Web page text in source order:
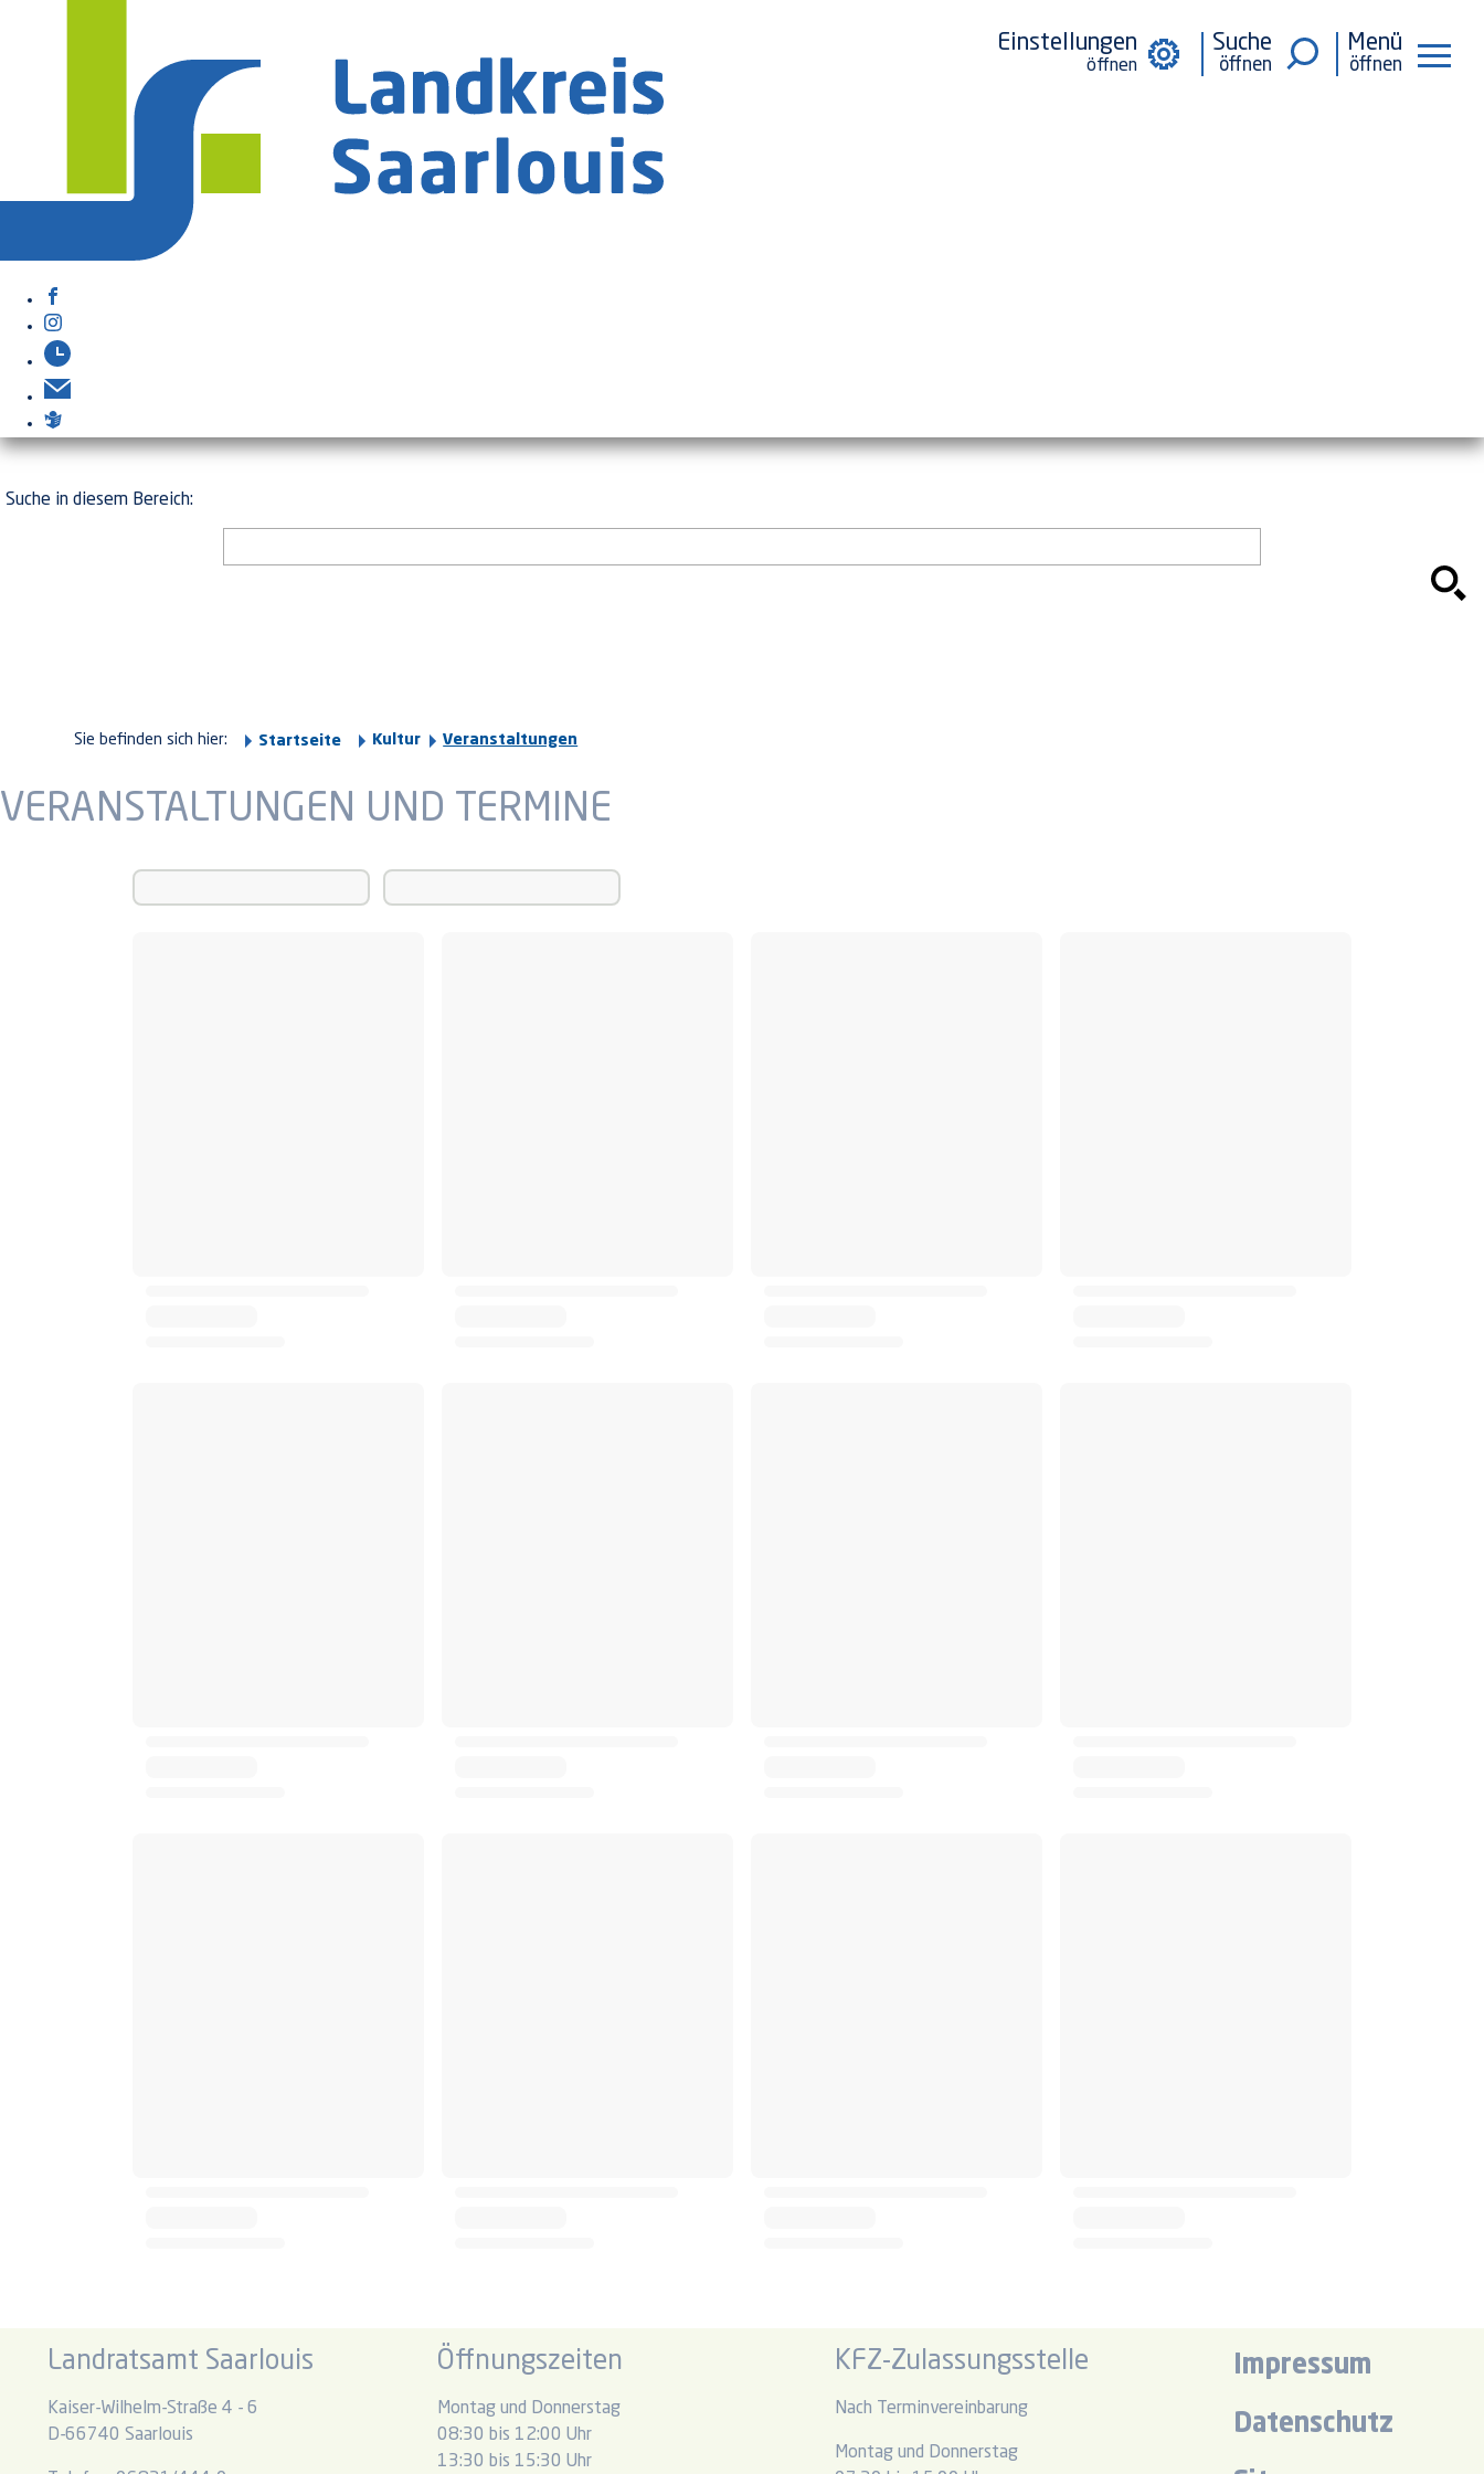
Einstellungen Suche Menü
Suche in diesem Bereich:
Sie befinden sich hier: Startseite Kultur Veranstaltungen
VERANSTALTUNGEN UND TERMINE
Landratsamt Saarlouis
Kaiser-Wilhelm-Straße 4 - 6
D-66740 Saarlouis
Öffnungszeiten
Montag und Donnerstag
08:30 bis 12:00 Uhr
13:30 bis 15:30 Uhr
KFZ-Zulassungsstelle
Nach Terminvereinbarung
Montag und Donnerstag
Impressum
Datenschutz